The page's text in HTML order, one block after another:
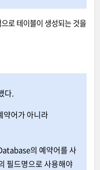
로 테이블이 생성되는 것을
다.
어가 아니라
의 예약어를 사
필드명으로 사용해야